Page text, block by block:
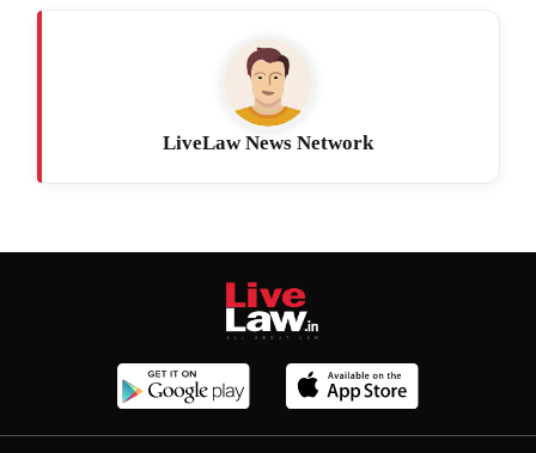
LiveLaw News Network